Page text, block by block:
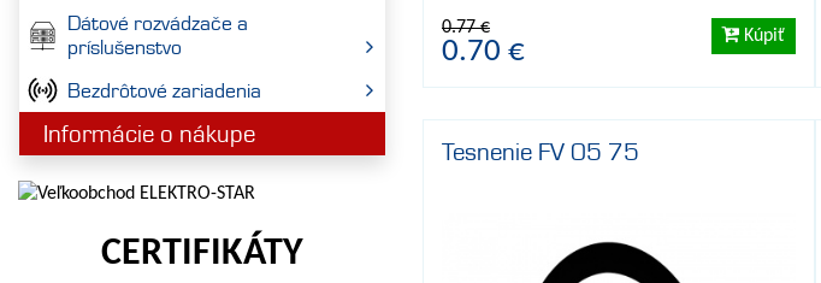
Dátové rozvádzače a
príslušenstvo
Bezdrôtové zariadenia
Informácie o nákupe
CERTIFIKÁTY
0.77 €
0.70 € Kúpiť
Tesnenie FV 05 75